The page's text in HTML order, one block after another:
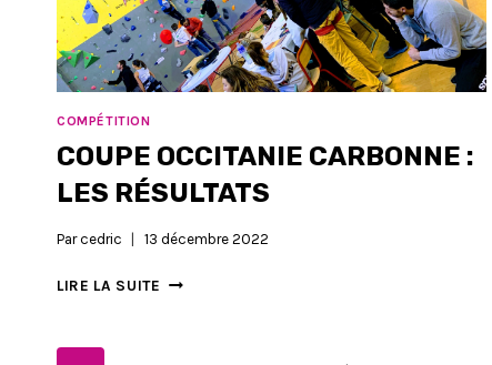
COMPÉTITION
COUPE OCCITANIE CARBONNE :
LES RÉSULTATS
Par cedric 13 décembre 2022
LIRE LA SUITE COUPE